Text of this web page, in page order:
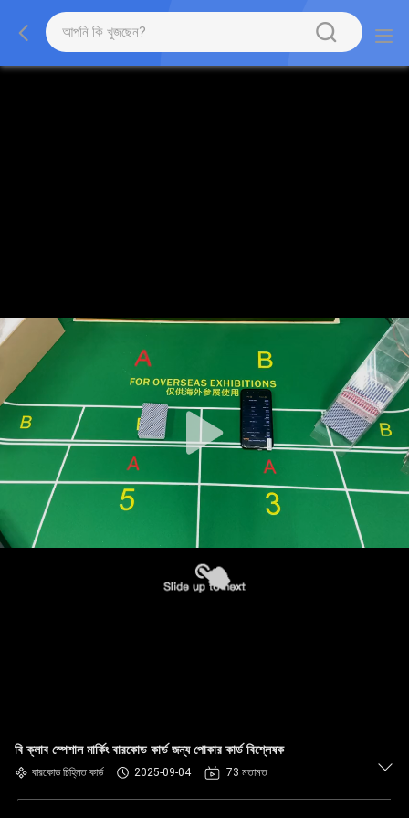
বি ক্লাব স্পেশাল মার্কিং বারকোড কার্ড জন্য পোকার কার্ড বিশ্লেষক
বারকোড চিহ্নিত কার্ড 2025-09-04 73 মতামত